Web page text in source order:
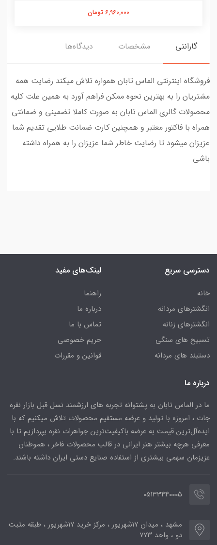
6,960,000 تومان
گارانتی مشخصات دیدگاه‌ها
فروشگاه اینترنتی الماس تابان همواره تلاش میکند رضایت همه
مشتریان را به بهترین نحوه ممکن فراهم آورد به همین علت کلیه
محصولات گالری الماس تابان به صورت کاملا تضمینی و ضمانتی
همراه با فاکتور معتبر و همچنین کارت ضمانت طلایی تقدیم شما
عزیزان میشود تا رضایت خاطر شما عزیزان را به همراه داشته
باشی
دسترسی سریع
خانه
انگشترهای مردانه
انگشترهای زنانه
تسبیح های سنگی
دستبند های مردانه
لینک‌های مفید
راهنما
درباره ما
تماس با ما
حریم خصوصی
قوانین و مقررات
درباره ما
ما در الماس تابان به پشتوانه تجربه های ارزشمند نسل قبل بازار نقره
جات ، امروزه با تولید و عرضه مستقیم محصولات تلاش میکنیم که با
ایده‌آل‌ترین قیمت به عرضه باکیفیت‌ترین جواهرات نقره بپردازیم تا با
معرفی هرچه بیشتر هنر ایرانی در قالب محصولات فاخر ، هموطنان
عزیزمان سهمی بیشتری از استفاده صنایع دستی ایران داشته باشند.
05133440005
مشهد ، میدان ۱۷شهریور ، مرکز خرید ۱۷شهریور ، طبقه مثبت
دو ، واحد ۷۷۳